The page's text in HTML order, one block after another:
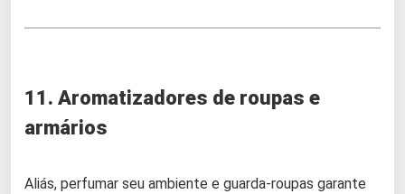
11. Aromatizadores de roupas e
armários
Aliás, perfumar seu ambiente e guarda-roupas garante